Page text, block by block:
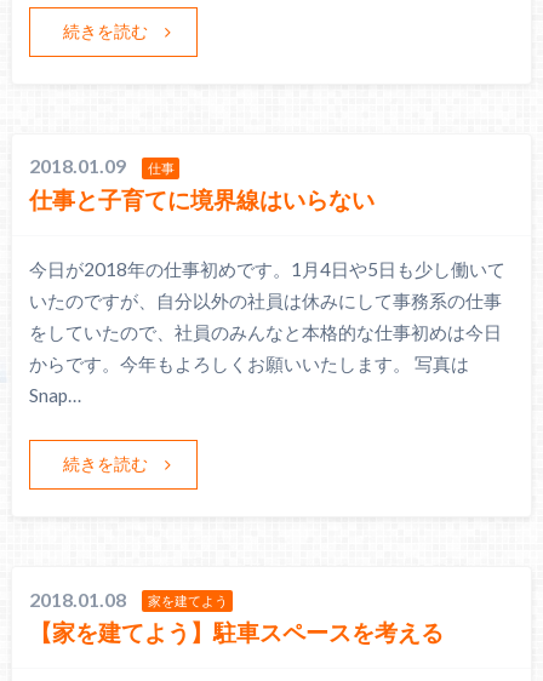
続きを読む
2018.01.09 仕事
仕事と子育てに境界線はいらない
今日が2018年の仕事初めです。1月4日や5日も少し働いて
いたのですが、自分以外の社員は休みにして事務系の仕事
をしていたので、社員のみんなと本格的な仕事初めは今日
からです。今年もよろしくお願いいたします。 写真は
Snap…
続きを読む
2018.01.08 家を建てよう
【家を建てよう】駐車スペースを考える